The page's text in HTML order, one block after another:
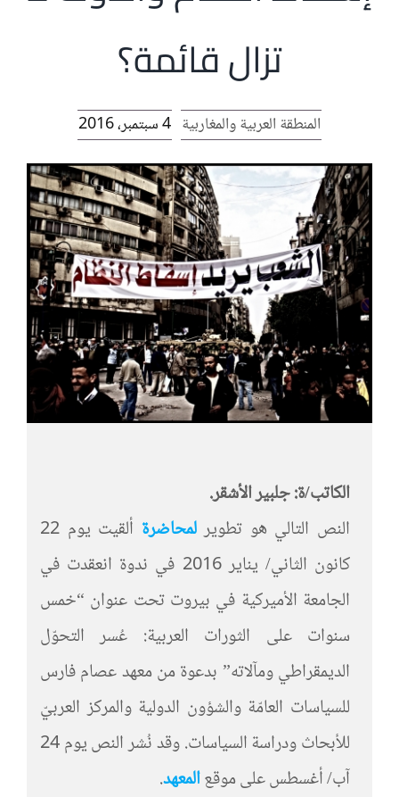
تزال قائمة؟
المنطقة العربية والمغاربية 4 سبتمبر، 2016
الكاتب/ة:جلبير الأشقر.
النص التالي هو تطويرلمحاضرة
ألقيت يوم 22
كانون الثاني/ يناير 2016 في ندوة انعقدت في
الجامعة الأميركية في بيروت تحت عنوان “خمس
سنوات على الثورات العربية: عُسر التحوّل
الديمقراطي ومآلاته” بدعوة من معهد عصام فارس
للسياسات العامّة والشؤون الدولية والمركز العربيّ
للأبحاث ودراسة السياسات. وقد نُشر النص يوم 24
آب/ أغسطس على موقعالمعهد.